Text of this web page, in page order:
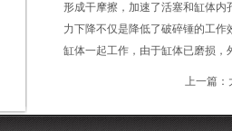
形成干摩擦，加速了活塞和缸体
力下降不仅是降低了破碎锤的工
缸体一起工作，由于缸体已磨损
上一篇：